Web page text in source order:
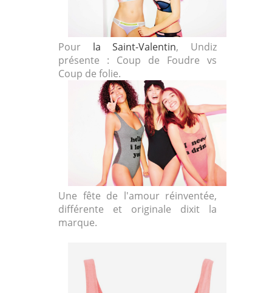
Pour la Saint-Valentin, Undiz
présente : Coup de Foudre vs
Coup de folie.
Une fête de l'amour réinventée,
différente et originale dixit la
marque.